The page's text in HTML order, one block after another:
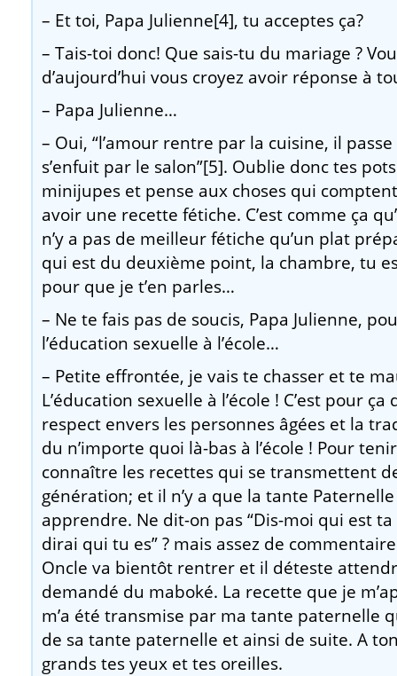
– Et toi, Papa Julienne[4], tu acceptes ça?
– Tais-toi donc! Que sais-tu du mariage ?
d’aujourd’hui vous croyez avoir réponse à
– Papa Julienne…
– Oui, “l’amour rentre par la cuisine, il
s’enfuit par le salon”[5]. Oublie donc tes
minijupes et pense aux choses qui
avoir une recette fétiche. C’est comme ça
n’y a pas de meilleur fétiche qu’un plat
qui est du deuxième point, la chambre, tu
pour que je t’en parles…
– Ne te fais pas de soucis, Papa Julienne,
l’éducation sexuelle à l’école…
– Petite effrontée, je vais te chasser et te
L’éducation sexuelle à l’école ! C’est pour
respect envers les personnes âgées et la
du n’importe quoi là-bas à l’école ! Pour
connaître les recettes qui se transmettent
génération; et il n’y a que la tante
apprendre. Ne dit-on pas “Dis-moi qui est
dirai qui tu es” ? mais assez de
Oncle va bientôt rentrer et il déteste
demandé du maboké. La recette que je
m’a été transmise par ma tante paternelle
de sa tante paternelle et ainsi de suite. A
grands tes yeux et tes oreilles.